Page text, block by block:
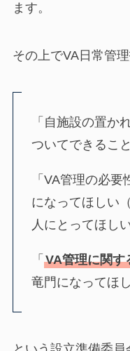
ます。
その上でVA日常管
「自施設の置か
ついてできるこ
「VA管理の必
になってほしい
人にとってほしい
「 VA管理に関す
竜門になってほし